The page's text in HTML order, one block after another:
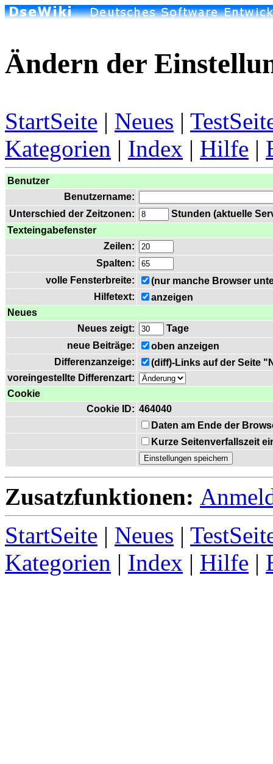
Ändern der
StartSeite | Neues |
Kategorien | Index | Hilfe |
Benutzer
Benutzername:
Unterschied der Zeitzonen:
Stunden (aktuelle
Texteingabefenster
Zeilen:
Spalten:
volle Fensterbreite:
(nur manche Browser
Hilfetext:
anzeigen
Neues
Neues zeigt:
Tage
neue Beiträge:
oben anzeigen
Differenzanzeige:
(diff)-Links auf der Seite
voreingestellte Differenzart:
Cookie
Cookie ID: 464040
Daten am Ende der
Kurze Seitenverfallszeit
Zusatzfunktionen:
StartSeite | Neues |
Kategorien | Index | Hilfe |